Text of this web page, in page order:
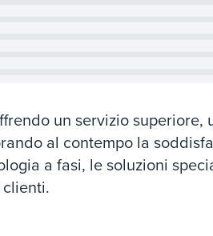
un servizio superiore,
al contempo la
a fasi, le soluzioni